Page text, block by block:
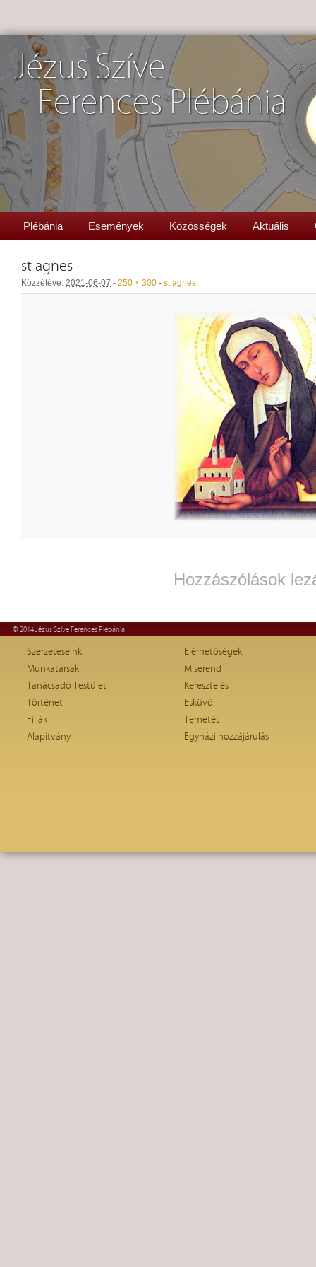
Jézus Szíve
Ferences Plébánia
Plébánia Események Közösségek Aktuális
st agnes
Közzétéve: 2021-06-07 - 250 × 300 - st agnes
Hozzászólások
© 2014 Jézus Szíve Ferences Plébánia
Szerzeteseink
Munkatársak
Tanácsadó Testület
Történet
Fíliák
Alapítvány
Elérhetőségek
Miserend
Keresztelés
Esküvő
Temetés
Egyházi hozzájárulás